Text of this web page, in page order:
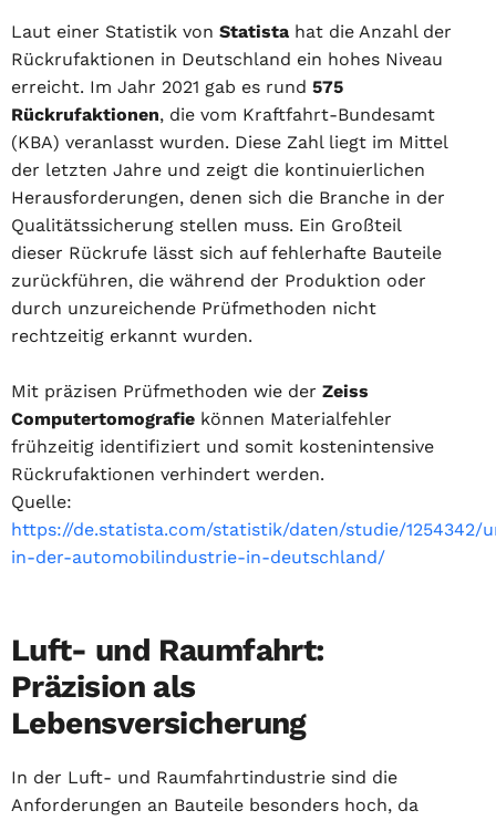
Laut einer Statistik von Statista hat die Anzahl der
Rückrufaktionen in Deutschland ein hohes Niveau
erreicht. Im Jahr 2021 gab es rund 575
Rückrufaktionen, die vom Kraftfahrt-Bundesamt
(KBA) veranlasst wurden. Diese Zahl liegt im Mittel
der letzten Jahre und zeigt die kontinuierlichen
Herausforderungen, denen sich die Branche in der
Qualitätssicherung stellen muss. Ein Großteil
dieser Rückrufe lässt sich auf fehlerhafte Bauteile
zurückführen, die während der Produktion oder
durch unzureichende Prüfmethoden nicht
rechtzeitig erkannt wurden.
Mit präzisen Prüfmethoden wie der Zeiss
Computertomografie können Materialfehler
frühzeitig identifiziert und somit kostenintensive
Rückrufaktionen verhindert werden.
Quelle:
https://de.statista.com/statistik/daten/studie/1254342/
in-der-automobilindustrie-in-deutschland/
Luft- und Raumfahrt:
Präzision als
Lebensversicherung
In der Luft- und Raumfahrtindustrie sind die
Anforderungen an Bauteile besonders hoch, da